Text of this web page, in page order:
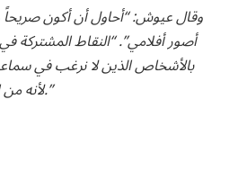
وقال عيوش: “أحاول أن أكون صريحاً
أصور أفلامي”. “النقاط المشتركة
بالأشخاص الذين لا نرغب في
لأنه من الأسهل بكثير الحكم عليهم.”